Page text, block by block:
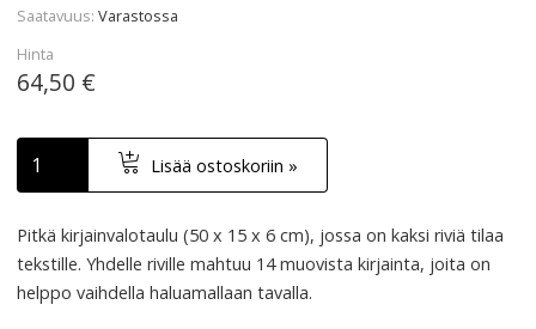
Saatavuus Varastossa
Hinta
64,50 €
Lisää ostoskoriin »
Pitkä kirjainvalotaulu (50 x 15 x 6 cm), jossa on kaksi riviä tilaa
tekstille. Yhdelle riville mahtuu 14 muovista kirjainta, joita on
helppo vaihdella haluamallaan tavalla.